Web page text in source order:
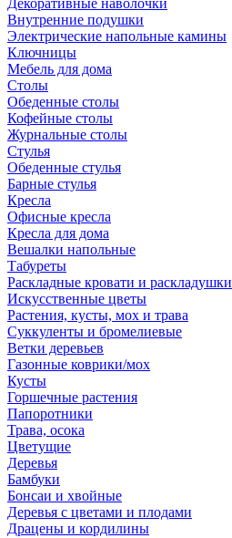
Декоративные наволочки
Внутренние подушки
Электрические напольные камины
Ключницы
Мебель для дома
Столы
Обеденные столы
Кофейные столы
Журнальные столы
Стулья
Обеденные стулья
Барные стулья
Кресла
Офисные кресла
Кресла для дома
Вешалки напольные
Табуреты
Раскладные кровати и раскладушки
Искусственные цветы
Растения, кусты, мох и трава
Суккуленты и бромелиевые
Ветки деревьев
Газонные коврики/мох
Кусты
Горшечные растения
Папоротники
Трава, осока
Цветущие
Деревья
Бамбуки
Бонсаи и хвойные
Деревья с цветами и плодами
Драцены и кордилины